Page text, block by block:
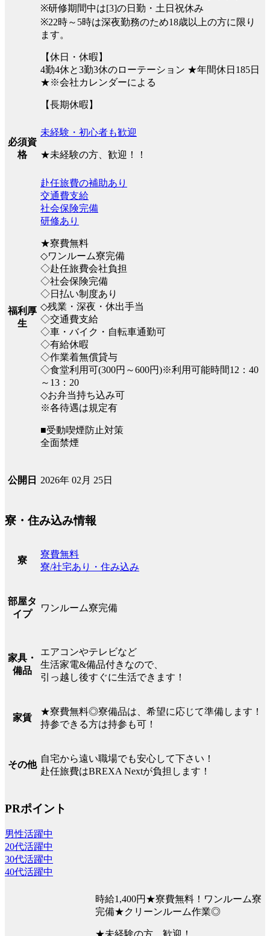
※研修期間中は[3]の日勤・土日祝休み
※22時～5時は深夜勤務のため18歳以上の方に限り
ます。
【休日・休暇】
4勤4休と3勤3休のローテーション ★年間休日185日
★※会社カレンダーによる
【長期休暇】
必須資
格
未経験・初心者も歓迎
★未経験の方、歓迎！！
福利厚
生
赴任旅費の補助あり
交通費支給
社会保険完備
研修あり
★寮費無料
◇ワンルーム寮完備
◇赴任旅費会社負担
◇社会保険完備
◇日払い制度あり
◇残業・深夜・休出手当
◇交通費支給
◇車・バイク・自転車通勤可
◇有給休暇
◇作業着無償貸与
◇食堂利用可(300円～600円)※利用可能時間12：40
～13：20
◇お弁当持ち込み可
※各待遇は規定有
■受動喫煙防止対策
全面禁煙
公開日 2026年 02月 25日
寮・住み込み情報
寮
寮費無料
寮/社宅あり・住み込み
部屋タ
イプ
ワンルーム寮完備
家具・
備品
エアコンやテレビなど
生活家電&備品付きなので、
引っ越し後すぐに生活できます！
家賃
★寮費無料◎寮備品は、希望に応じて準備します！
持参できる方は持参も可！
その他
自宅から遠い職場でも安心して下さい！
赴任旅費はBREXA Nextが負担します！
PRポイント
男性活躍中
20代活躍中
30代活躍中
40代活躍中
時給1,400円★寮費無料！ワンルーム寮
完備★クリーンルーム作業◎
★未経験の方、歓迎！